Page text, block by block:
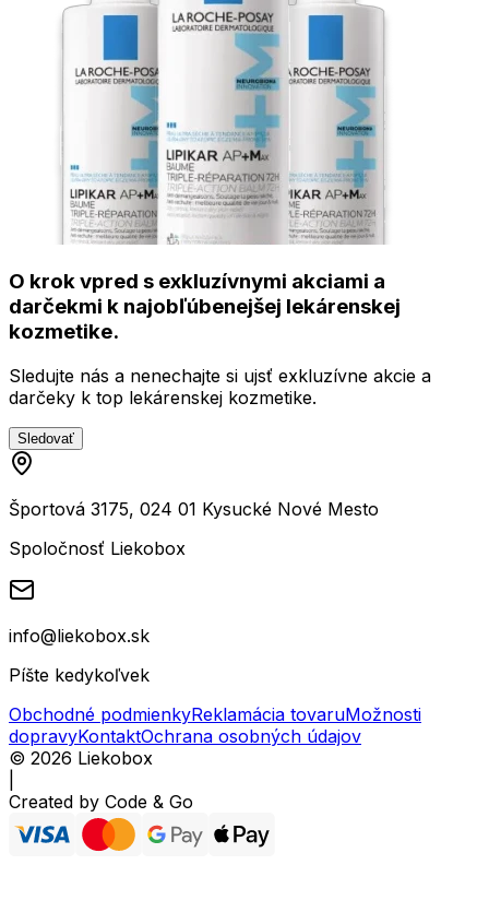
O krok vpred s exkluzívnymi akciami a
darčekmi k najobľúbenejšej lekárenskej
kozmetike.
Sledujte nás a nenechajte si ujsť exkluzívne akcie a
darčeky k top lekárenskej kozmetike.
Sledovať
Športová 3175, 024 01 Kysucké Nové Mesto
Spoločnosť Liekobox
info@liekobox.sk
Píšte kedykoľvek
Obchodné podmienkyReklamácia tovaruMožnosti
dopravyKontaktOchrana osobných údajov
© 2026 Liekobox
Created by Code & Go